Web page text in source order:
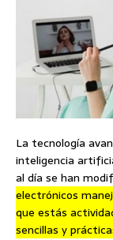
La tecnología
inteligencia
al día se han
electrónicos
que estás
sencillas y